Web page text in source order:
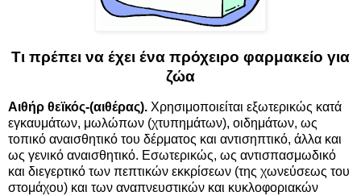
Τι πρέπει να έχει ένα πρόχειρο φαρμακείο για
ζώα
Αιθήρ θεϊκός-(αιθέρας). Χρησιμοποιείται εξωτερικώς κατά
εγκαυμάτων, μωλώπων (χτυπημάτων), οιδημάτων, ως
τοπικό αναισθητικό του δέρματος και αντισηπτικό, άλλα και
ως γενικό αναισθητικό. Εσωτερικώς, ως αντισπασμωδικό
και διεγερτικό των πεπτικών εκκρίσεων (της χωνεύσεως του
στομάχου) και των αναπνευστικών και κυκλοφοριακών